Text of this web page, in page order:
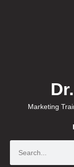
Marketing